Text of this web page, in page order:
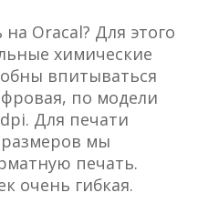
Oracal? Для этого
химические
впитываться
по модели
Для печати
мы
печать.
очень гибкая.